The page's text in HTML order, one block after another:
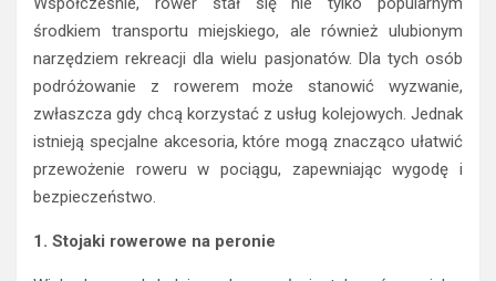
środkiem transportu miejskiego, ale również ulubionym
narzędziem rekreacji dla wielu pasjonatów. Dla tych osób
podróżowanie z rowerem może stanowić wyzwanie,
zwłaszcza gdy chcą korzystać z usług kolejowych. Jednak
istnieją specjalne akcesoria, które mogą znacząco ułatwić
przewożenie roweru w pociągu, zapewniając wygodę i
bezpieczeństwo.
1. Stojaki rowerowe na peronie